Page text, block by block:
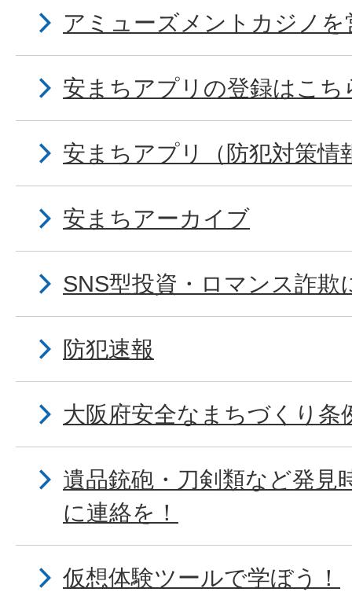
アミューズメントカジノを
安まちアプリの登録はこち
安まちアプリ（防犯対策情
安まちアーカイブ
SNS型投資・ロマンス詐欺
防犯速報
大阪府安全なまちづくり条
遺品銃砲・刀剣類など発見
に連絡を！
仮想体験ツールで学ぼう！